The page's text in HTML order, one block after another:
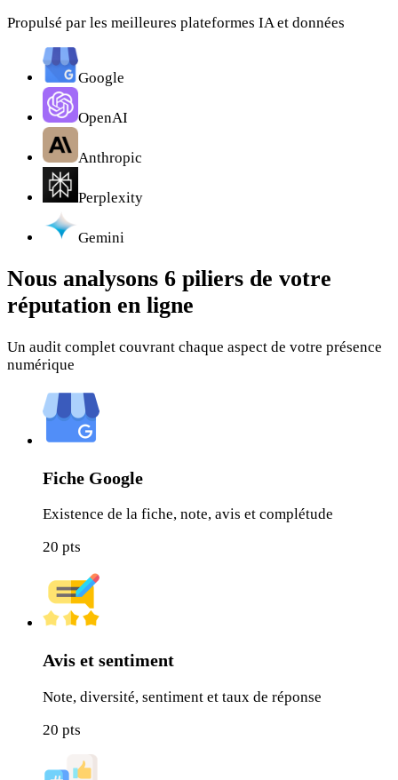
Propulsé par les meilleures plateformes IA et données
Google
OpenAI
Anthropic
Perplexity
Gemini
Nous analysons 6 piliers de votre
réputation en ligne
Un audit complet couvrant chaque aspect de votre présence
numérique
Fiche Google
Existence de la fiche, note, avis et complétude
20 pts
Avis et sentiment
Note, diversité, sentiment et taux de réponse
20 pts